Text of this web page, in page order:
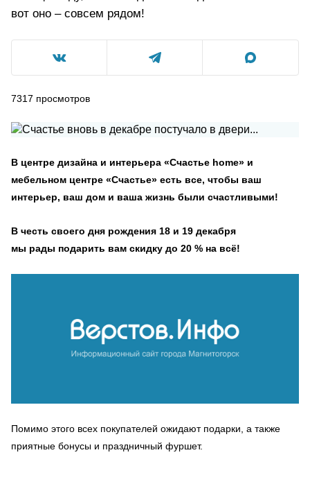
вот оно – совсем рядом!
7317 просмотров
В центре дизайна и интерьера «Счастье home» и
мебельном центре «Счастье» есть все, чтобы ваш
интерьер, ваш дом и ваша жизнь были счастливыми!
В честь своего дня рождения 18 и 19 декабря
мы рады подарить вам скидку до 20 % на всё!
Помимо этого всех покупателей ожидают подарки, а также
приятные бонусы и праздничный фуршет.